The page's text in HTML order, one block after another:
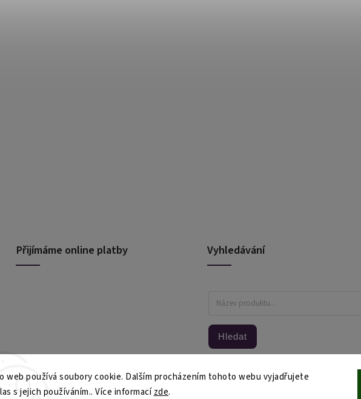
web používá soubory cookie. Dalším procházením tohoto webu vyjadřujete
s jejich používáním.. Více informacízde.
Přijímáme online platby Vyhledávání
Hledat